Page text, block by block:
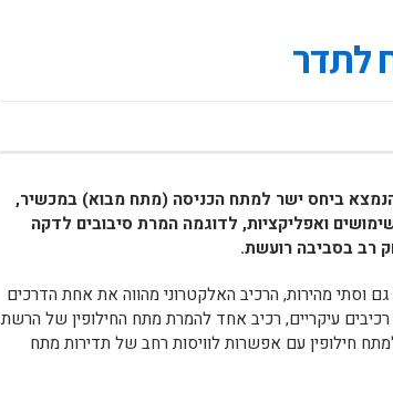
לתדר
ביחס ישר למתח הכניסה (מתח מבוא) במכשיר,
ואפליקציות, לדוגמה המרת סיבובים לדקה
רב בסביבה רועשת.
וסתי מהירות, הרכיב האלקטרוני מהווה את אחת הדרכים
עיקריים, רכיב אחד להמרת מתח החילופין של הרשת
חילופין עם אפשרות לוויסות רחב של תדירות מתח